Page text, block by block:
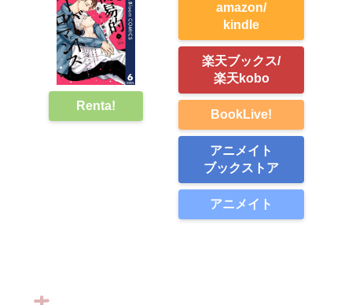
Renta!
amazon/
kindle
楽天ブックス/
楽天kobo
BookLive!
アニメイト
ブックストア
アニメイト